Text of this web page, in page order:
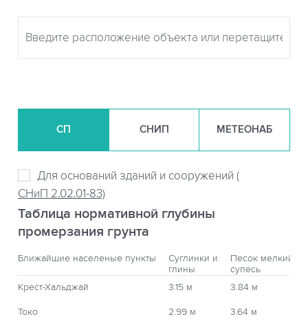
СП СНИП МЕТЕОНАБ
Для оснований зданий и сооружений (
СНиП 2.02.01-83)
Таблица нормативной глубины
промерзания грунта
Ближайшие населеные пункты
Суглинки и
глины
Песок мелкий,
супесь
Крест-Хальджай
3.15 м 3.84 м
Токо 2.99 м 3.64 м